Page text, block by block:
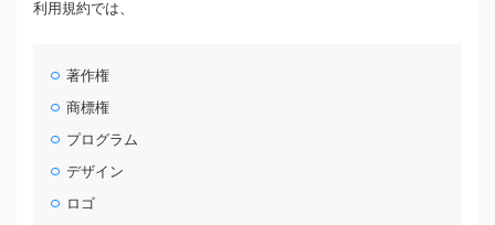
利用規約では、
著作権
商標権
プログラム
デザイン
ロゴ